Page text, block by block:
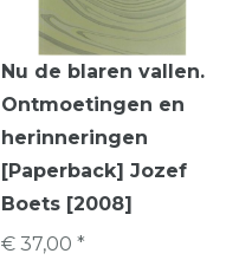
Nu de blaren vallen.
Ontmoetingen en
herinneringen
[Paperback] Jozef
Boets [2008]
€ 37,00 *